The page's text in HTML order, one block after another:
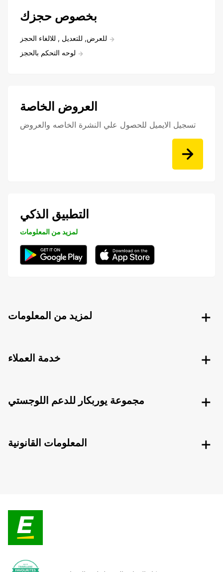
بخصوص حجزك
للعرض, للتعديل , للالغاء الحجز
لوحه التحكم بالحجز
العروض الخاصة
تسجيل الايميل للحصول علي النشرة الخاصه والعروض
التطبيق الذكي
لمزيد من المعلومات
لمزيد من المعلومات
خدمة العملاء
مجموعة يوربكار للدعم اللوجستي
المعلومات القانونية